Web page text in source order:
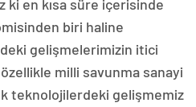
ki en kısa süre içerisinde
biri haline
gelişmelerimizin itici
milli savunma sanayi
teknolojilerdeki gelişmemiz